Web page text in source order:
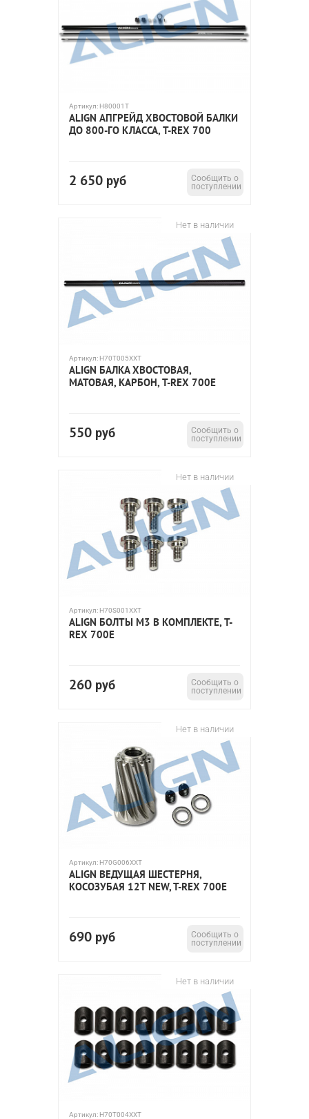
Артикул: H80001T
ALIGN АПГРЕЙД ХВОСТОВОЙ БАЛКИ
ДО 800-ГО КЛАССА, T-REX 700
2 650 руб
Сообщить о
поступлении
Нет в наличии
Артикул: H70T005XXT
ALIGN БАЛКА ХВОСТОВАЯ,
МАТОВАЯ, КАРБОН, T-REX 700E
550 руб
Сообщить о
поступлении
Нет в наличии
Артикул: H70S001XXT
ALIGN БОЛТЫ M3 В КОМПЛЕКТЕ, T-
REX 700E
260 руб
Сообщить о
поступлении
Нет в наличии
Артикул: H70G006XXT
ALIGN ВЕДУЩАЯ ШЕСТЕРНЯ,
КОСОЗУБАЯ 12T NEW, T-REX 700E
690 руб
Сообщить о
поступлении
Нет в наличии
Артикул: H70T004XXT